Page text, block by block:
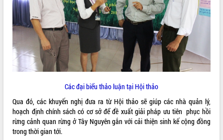
Hội nghị triển khai kết nối mạng
truyền số liệu chuyên dùng phục vụ cơ
quan Đảng, Nhà nước
Lễ phát động chuỗi hoạt động chung
tay làm sạch môi trường
Xã Ea Kar bước chuyển mình trong
công tác cải cách hành chính mô hình
UBND tỉnh họp báo định kỳ tháng 4
năm 2026
Hội thảo khoa học “Giải pháp thúc đẩy
phát triển nền kinh tế xanh tại tỉnh
Đắk Lắk”
Các đại biểu thảo luận tại Hội thảo
Qua đó, các khuyến nghị đưa ra từ Hội thảo sẽ giúp các nhà quản lý,
hoạch định chính sách có cơ sở để đề xuất giải pháp ưu tiên phục hồi
rừng cảnh quan rừng ở Tây Nguyên gắn với cải thiện sinh kế cộng đồng
trong thời gian tới.